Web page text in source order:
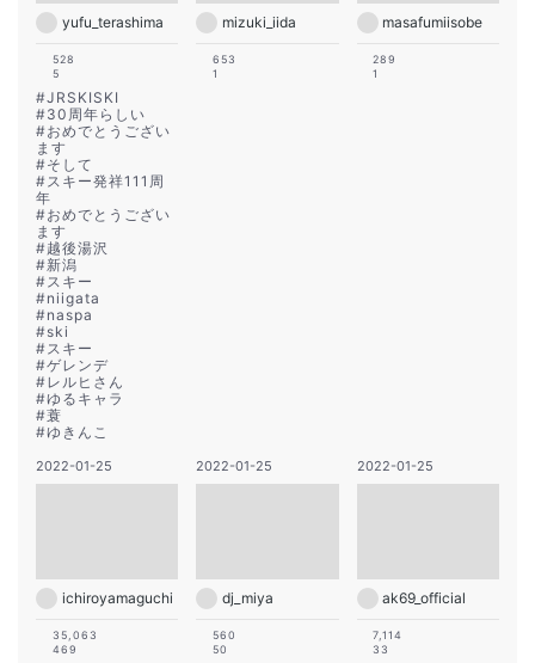
yufu_terashima
528
5
#JRSKISKI
#30周年らしい
#おめでとうござい
ます
#そして
#スキー発祥111周
年
#おめでとうござい
ます
#越後湯沢
#新潟
#スキー
#niigata
#naspa
#ski
#スキー
#ゲレンデ
#レルヒさん
#ゆるキャラ
#蓑
#ゆきんこ
mizuki_iida
653
1
masafumiisobe
289
1
2022-01-25
ichiroyamaguchi
35,063
469
2022-01-25
dj_miya
560
50
2022-01-25
ak69_official
7,114
33